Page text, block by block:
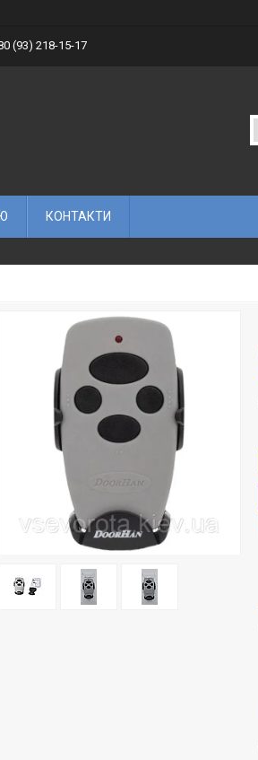
(93) 218-15-17
КОНТАКТИ